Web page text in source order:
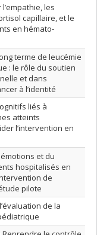
les
capillaire, et le
en hémato-
terme de leucémie
: le rôle du soutien
et dans
à l’identité
liés à
atteints
l’intervention en
et du
hospitalisés en
de
pilote
de la